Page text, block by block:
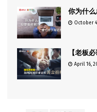
你为什
October
【老板
April 16,